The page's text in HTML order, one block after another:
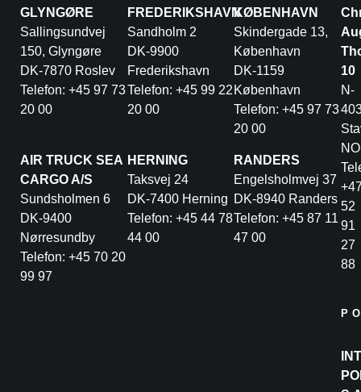
GLYNGØRE
Sallingsundvej
150, Glyngøre
DK-7870 Roslev
Telefon: +45 97 73
20 00
FREDERIKSHAVN
Sandholm 2
DK-9900
Frederikshavn
Telefon: +45 99 22
20 00
KØBENHAVN
Skindergade 13,
København
DK-1159
København
Telefon: +45 97 73
20 00
AIR TRUCK SEA
CARGO A/S
Sundsholmen 6
DK-9400
Nørresundby
Telefon: +45 70 20
99 97
HERNING
Taksvej 24
DK-7400 Herning
Telefon: +45 44 78
44 00
RANDERS
Engelsholmvej 37
DK-8940 Randers
Telefon: +45 87 11
47 00
10
N-
52
91
27
88